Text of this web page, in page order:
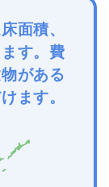
面積、
す。費
がある
ます。